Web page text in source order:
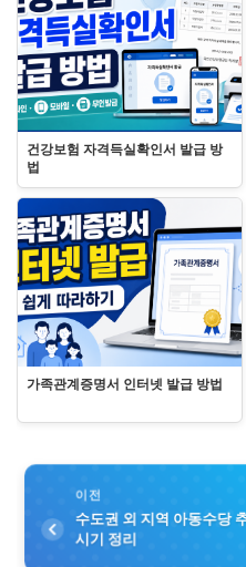
건강보험 자격득실확인서 발급 방
법
가족관계증명서 인터넷 발급 방법
이전
수도권 외 지역 아동수당
시기 정리